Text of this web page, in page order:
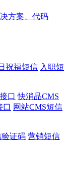
方案、代码
祝福短信 入职短
口 快消品CMS
口 网站CMS短信
证码 营销短信